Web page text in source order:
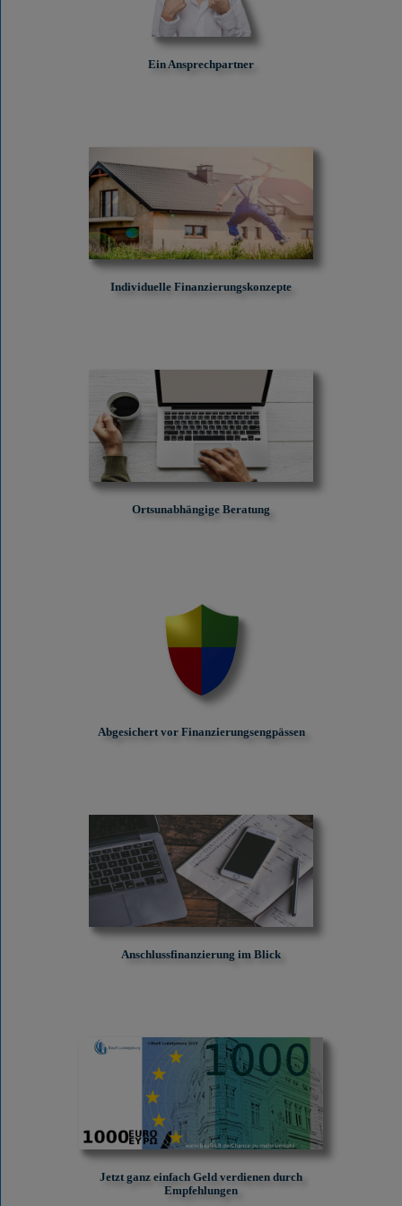
Ein Ansprechpartner
Individuelle Finanzierungskonzepte
Ortsunabhängige Beratung
Abgesichert vor Finanzierungs­engpässen
Anschlussfinanzierung im Blick
Jetzt ganz einfach Geld verdienen durch
Empfehlungen